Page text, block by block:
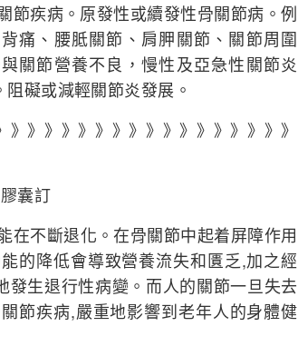
節疾病。原發性或續發性骨關節病。例
痛、腰胝關節、肩胛關節、關節周圍
關節營養不良，慢性及亞急性關節炎
礙或減輕關節炎發展。
》》》》》》》》》》》》》》》》
囊訂
在不斷退化。在骨關節中起着屏障作用
的降低會導致營養流失和匱乏,加之經
生退行性病變。而人的關節一旦失去
節疾病,嚴重地影響到老年人的身體健